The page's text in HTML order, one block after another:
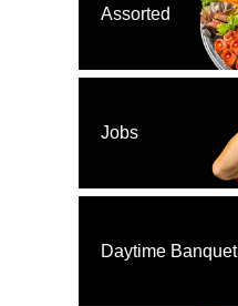
Assorted
Jobs
Daytime Banquet